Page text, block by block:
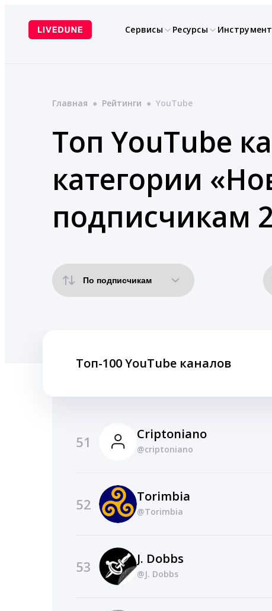
содержимому
Сервисы Ресурсы
Главная ● Рейтинги ● YouTube
Топ YouTube
категории
подписчикам
Топ-100 YouTube каналов
51 Criptoniano
@criptoniano
52 Torimbia
@Torimbia
53 J. Dobbs
@J. Dobbs